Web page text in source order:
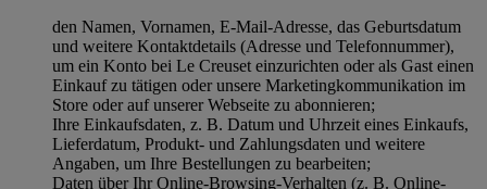
den Namen, Vornamen, E-Mail-Adresse, das Geburtsdatum
und weitere Kontaktdetails (Adresse und Telefonnummer),
um ein Konto bei Le Creuset einzurichten oder als Gast einen
Einkauf zu tätigen oder unsere Marketingkommunikation im
Store oder auf unserer Webseite zu abonnieren;
Ihre Einkaufsdaten, z. B. Datum und Uhrzeit eines Einkaufs,
Lieferdatum, Produkt- und Zahlungsdaten und weitere
Angaben, um Ihre Bestellungen zu bearbeiten;
Daten über Ihr Online-Browsing-Verhalten (z. B. Online-